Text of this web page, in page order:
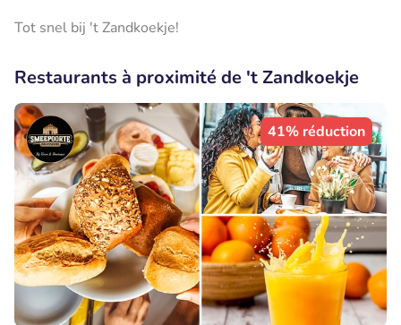
Tot snel bij 't Zandkoekje!
Restaurants à proximité de 't Zandkoekje
41% réduction